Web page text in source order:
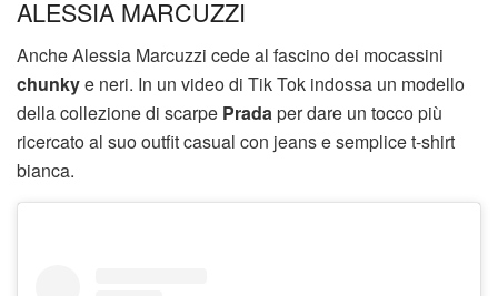
ALESSIA MARCUZZI
Anche Alessia Marcuzzi cede al fascino dei mocassini
chunkye neri. In un video di Tik Tok indossa un modello
della collezione di scarpe Pradaper dare un tocco più
ricercato al suo outfit casual con jeans e semplice t-shirt
bianca.